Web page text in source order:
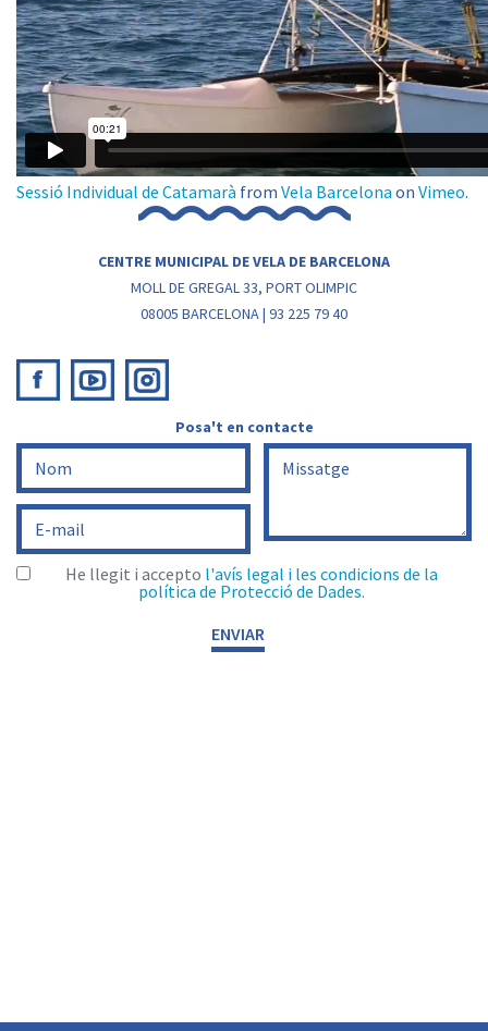
Sessió Individual de Catamarà from Vela Barcelona on Vimeo.
CENTRE MUNICIPAL DE VELA DE BARCELONA
MOLL DE GREGAL 33, PORT OLIMPIC
08005 BARCELONA | 93 225 79 40
Posa't en contacte
He llegit i accepto l'avís legal i les condicions de la
política de Protecció de Dades.